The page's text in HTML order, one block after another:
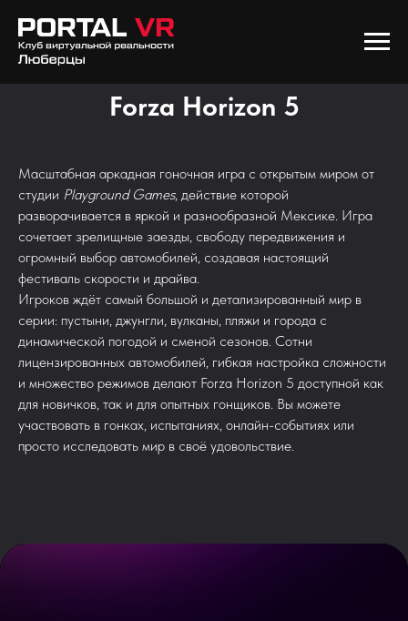
Forza Horizon 5
Масштабная аркадная гоночная игра с открытым миром от
студии Playground Games, действие которой
разворачивается в яркой и разнообразной Мексике. Игра
сочетает зрелищные заезды, свободу передвижения и
огромный выбор автомобилей, создавая настоящий
фестиваль скорости и драйва.
Игроков ждёт самый большой и детализированный мир в
серии: пустыни, джунгли, вулканы, пляжи и города с
динамической погодой и сменой сезонов. Сотни
лицензированных автомобилей, гибкая настройка сложности
и множество режимов делают Forza Horizon 5 доступной как
для новичков, так и для опытных гонщиков. Вы можете
участвовать в гонках, испытаниях, онлайн-событиях или
просто исследовать мир в своё удовольствие.